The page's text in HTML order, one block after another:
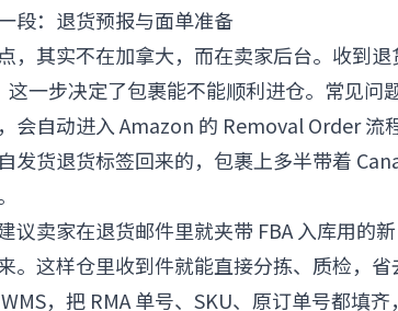
段：退货预报与面单准备
，其实不在加拿大，而在卖家后台。收到
一步决定了包裹能不能顺利进仓。常见问
会自动进入 Amazon 的 Removal Order 流
发货退货标签回来的，包裹上多半带着
议卖家在退货邮件里就夹带 FBA 入库用的
。这样仓里收到件就能直接分拣、质检，
，把 RMA 单号、SKU、原订单号都填